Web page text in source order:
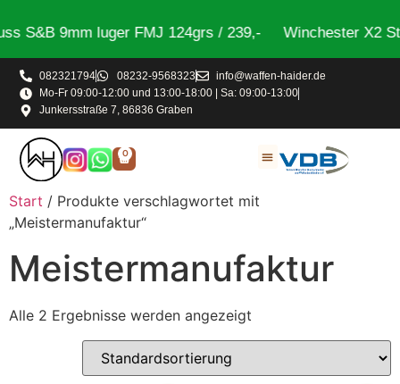
S&B 9mm luger FMJ 124grs / 239,- Winchester X2
082321794 08232-9568323
info@waffen-haider.de
Mo-Fr 09:00-12:00 und 13:00-18:00 | Sa: 09:00-13:00
Junkersstraße 7, 86836 Graben
0
Start / Produkte verschlagwortet mit
„Meistermanufaktur“
Meistermanufaktur
Alle 2 Ergebnisse werden angezeigt